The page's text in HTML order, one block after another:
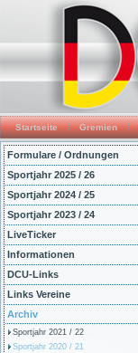
Startseite Gremien
Formulare / Ordnungen
Sportjahr 2025 / 26
Sportjahr 2024 / 25
Sportjahr 2023 / 24
LiveTicker
Informationen
DCU-Links
Links Vereine
Archiv
Sportjahr 2021 / 22
Sportjahr 2020 / 21